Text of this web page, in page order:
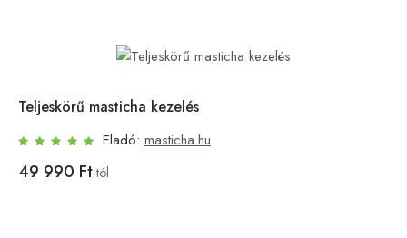
Teljeskörű masticha kezelés
Eladó: masticha.hu
49 990 Ft-tól